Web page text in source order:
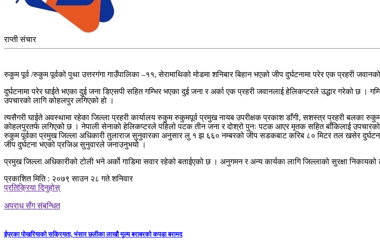
राप्ती संचार
रुकुम पूर्व /रुकुम पूर्वको पुथा उत्तरगंगा गाउँपालिका –११, सेरामाथिको मोडमा शनिबार बिहान भएको जीप दुर्घटनामा परेर एक प्रहरी
दुर्घटनामा परेर घाईते भएका दुई जना डिएसपी सहित गम्भिर भएका दुई जना र अर्का एक प्रहरी जवानलाई हेलिकप्टरले उद्धार गरेको छ ।
उपचारको लागि कोहलपुर लगिएको हो ।
त्यसैगरी घाईते अवस्थामा रहेका जिल्ला प्रहरी कार्यालय रुकुम रुकुमपूर्व प्रमुख नायब उपरीक्षक प्रकाश डाँगी, सशस्त्र प्रहरी बलका
कोहलपुरतर्फ लगिएको छ । नेपाली सेनाको हेलिकप्टरले पहिलो पटक तीन जना र दोश्रो पुनः पटक आएर मृतक सहित बाँकिलाई उपचारको
रुकुम पूर्वका प्रमुख जिल्ला अधिकारी तुलाराज सुनुवारका अनुसार लु १ झ ६६० नम्बरको जीप सडकबाट करिब ८० मिटर तल खसेर
जीप दुर्घटना भएको प्रजिअ सुनुवारले जनाउनुभयो ।
प्रमुख जिल्ला अधिकारीको टोली भने अर्को गाडिमा सवार रहेको बताईएको छ । अनुगमन र अन्य कार्यका लागि जिल्लाको सुरक्षा
प्रकाशित मिति : २०७९ साउन २८ गते शनिवार
प्रतिक्रिया दिनुहोस्
अपराध सँग संबन्धित
ईप्रका पोखरियाको सक्रियता, भंसार छलीका लाखौ मुल्य बराबरको कपडा बरामद